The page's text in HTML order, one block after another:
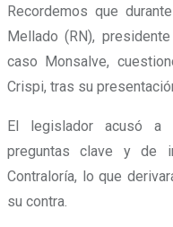
Recordemos que
Mellado (RN),
caso Monsalve,
Crispi, tras su
El legislador acusó a
preguntas clave y de
Contraloría, lo que
su contra.